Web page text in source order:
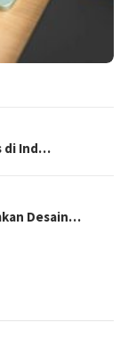
di Ind…
Desain…